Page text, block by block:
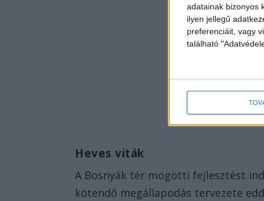
adatainak bizonyos
ilyen jellegű
preferenciáit, vagy
található
Heves viták
A Bosnyák tér mögötti fejlesztést
kötendő megállapodás tervezete